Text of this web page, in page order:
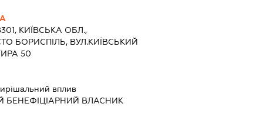
КИЇВСЬКА ОБЛ.,
БОРИСПІЛЬ, ВУЛ.КИЇВСЬКИЙ
50
вплив
БЕНЕФІЦІАРНИЙ ВЛАСНИК